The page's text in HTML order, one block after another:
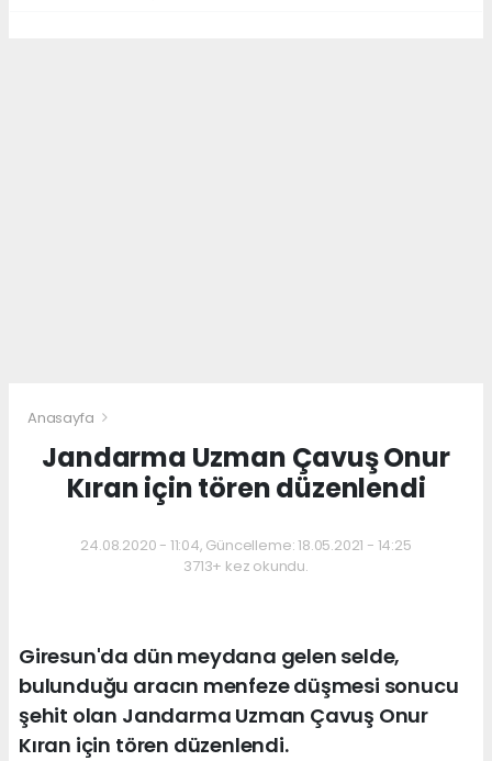
Anasayfa
Jandarma Uzman Çavuş Onur
Kıran için tören düzenlendi
24.08.2020 - 11:04, Güncelleme: 18.05.2021 - 14:25
3713+ kez okundu.
Giresun'da dün meydana gelen selde,
bulunduğu aracın menfeze düşmesi sonucu
şehit olan Jandarma Uzman Çavuş Onur
Kıran için tören düzenlendi.